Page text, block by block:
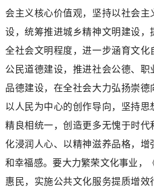
会主义核心价值观，坚持以社会
设，统筹推进城乡精神文明建设，
全社会文明程度，进一步涵育文化
公民道德建设，推进社会公德、职
品德建设，在全社会大力弘扬崇
以人民为中心的创作导向，坚持
精良相统一，创造更多无愧于时
化浸润人心、以精神滋养品格，
和幸福感。要大力繁荣文化事业，
惠民，实施公共文化服务提质增效